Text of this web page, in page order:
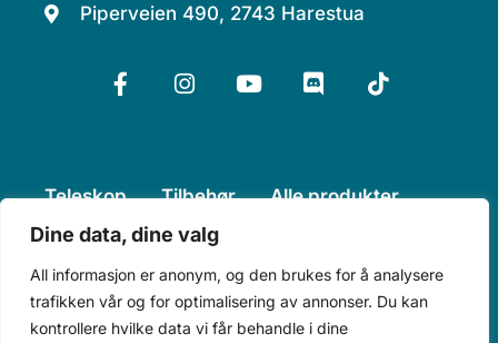
Dine data, dine valg
All informasjon er anonym, og den brukes for å analysere
trafikken vår og for optimalisering av annonser. Du kan
kontrollere hvilke data vi får behandle i dine
Piperveien 490, 2743 Harestua
Teleskop Tilbehør Alle produkter
Kurs Aktuelt
Personvererklæring
Kjøpsvilkår